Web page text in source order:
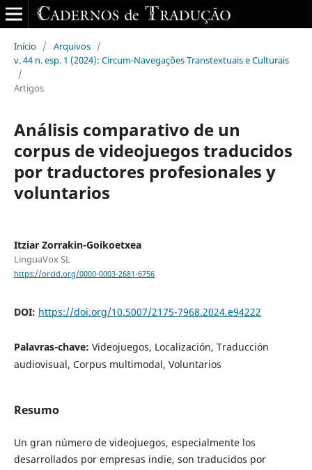
Início / Arquivos /
v. 44 n. esp. 1 (2024): Circum-Navegações Transtextuais e Culturais
/
Artigos
Análisis comparativo de un
corpus de videojuegos traducidos
por traductores profesionales y
voluntarios
Itziar Zorrakin-Goikoetxea
LinguaVox SL
https://orcid.org/0000-0003-2681-6756
DOI: https://doi.org/10.5007/2175-7968.2024.e94222
Palavras-chave: Videojuegos, Localización, Traducción
audiovisual, Corpus multimodal, Voluntarios
Resumo
Un gran número de videojuegos, especialmente los
desarrollados por empresas indie, son traducidos por